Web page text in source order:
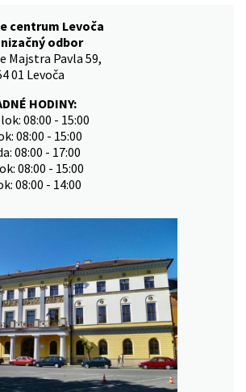
centrum Levoča
odbor
Majstra Pavla 59,
01 Levoča
HODINY:
08:00 - 15:00
08:00 - 15:00
08:00 - 17:00
08:00 - 15:00
08:00 - 14:00